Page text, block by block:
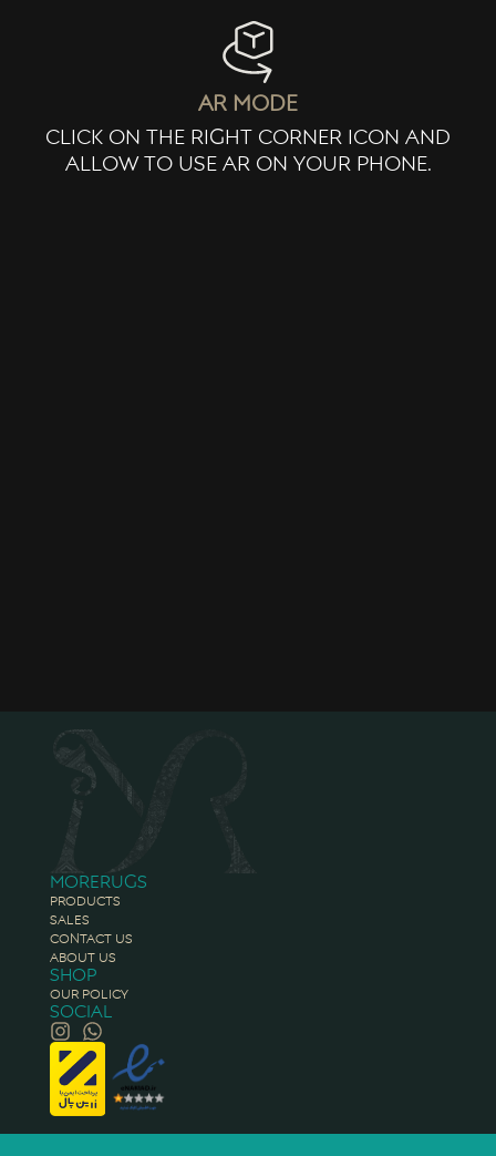
ar mode
click on the right corner icon and
allow to use ar on your phone.
Morerugs
Products
Sales
Contact Us
About Us
Shop
Our Policy
Social